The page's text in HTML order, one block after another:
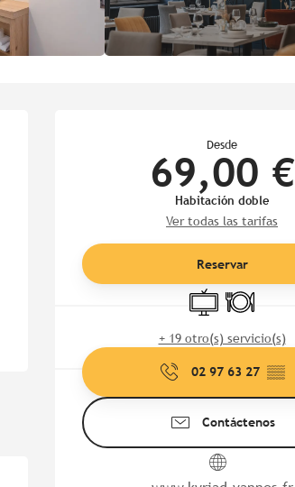
Desde
69,00 €
Habitación doble
Ver todas las tarifas
Reservar
TelevisiónRestaurante
+ 19 otro(s) servicio(s)
02 97 63 27 ▒▒
Contáctenos